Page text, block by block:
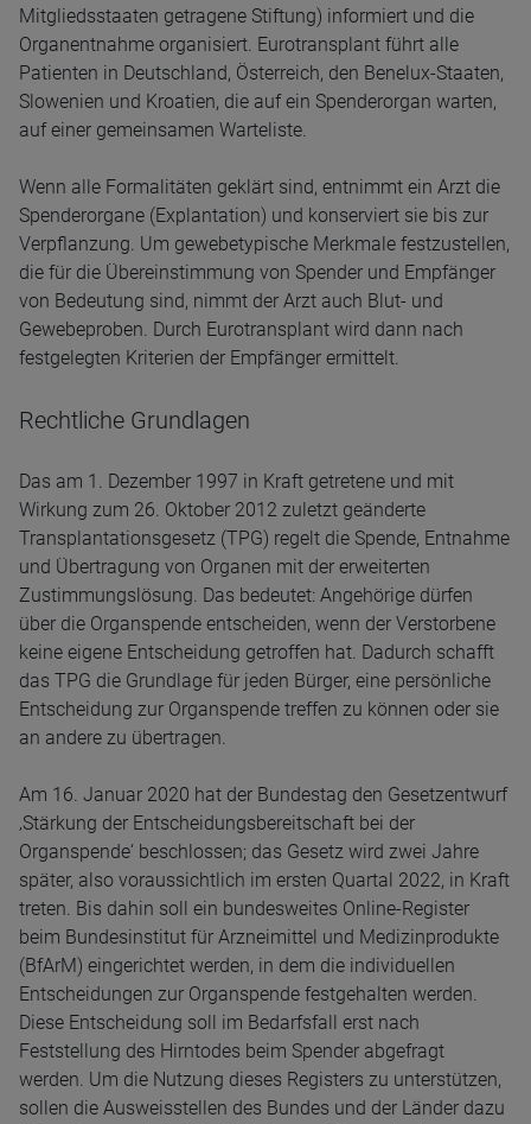
Mitgliedsstaaten getragene Stiftung) informiert und die
Organentnahme organisiert. Eurotransplant führt alle
Patienten in Deutschland, Österreich, den Benelux-Staaten,
Slowenien und Kroatien, die auf ein Spenderorgan warten,
auf einer gemeinsamen Warteliste.
Wenn alle Formalitäten geklärt sind, entnimmt ein Arzt die
Spenderorgane (Explantation) und konserviert sie bis zur
Verpflanzung. Um gewebetypische Merkmale festzustellen,
die für die Übereinstimmung von Spender und Empfänger
von Bedeutung sind, nimmt der Arzt auch Blut- und
Gewebeproben. Durch Eurotransplant wird dann nach
festgelegten Kriterien der Empfänger ermittelt.
Rechtliche Grundlagen
Das am 1. Dezember 1997 in Kraft getretene und mit
Wirkung zum 26. Oktober 2012 zuletzt geänderte
Transplantationsgesetz (TPG) regelt die Spende, Entnahme
und Übertragung von Organen mit der erweiterten
Zustimmungslösung. Das bedeutet: Angehörige dürfen
über die Organspende entscheiden, wenn der Verstorbene
keine eigene Entscheidung getroffen hat. Dadurch schafft
das TPG die Grundlage für jeden Bürger, eine persönliche
Entscheidung zur Organspende treffen zu können oder sie
an andere zu übertragen.
Am 16. Januar 2020 hat der Bundestag den Gesetzentwurf
‚Stärkung der Entscheidungsbereitschaft bei der
Organspende‘ beschlossen; das Gesetz wird zwei Jahre
später, also voraussichtlich im ersten Quartal 2022, in Kraft
treten. Bis dahin soll ein bundesweites Online-Register
beim Bundesinstitut für Arzneimittel und Medizinprodukte
(BfArM) eingerichtet werden, in dem die individuellen
Entscheidungen zur Organspende festgehalten werden.
Diese Entscheidung soll im Bedarfsfall erst nach
Feststellung des Hirntodes beim Spender abgefragt
werden. Um die Nutzung dieses Registers zu unterstützen,
sollen die Ausweisstellen des Bundes und der Länder dazu